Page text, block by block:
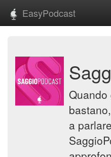
EasyPodcast
a